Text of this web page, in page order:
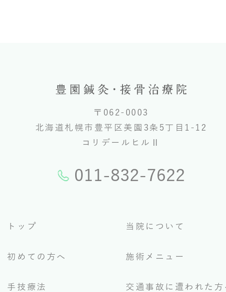
〒062-0003
北海道札幌市豊平区美園3条5丁目1-12
コリデールヒルⅡ
011-832-7622
トップ 当院について
初めての方へ 施術メニュー
手技療法 交通事故に遭われた方